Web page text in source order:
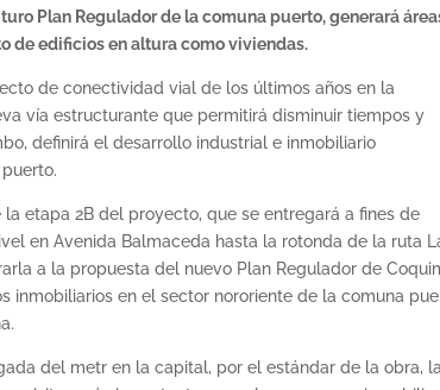
Plan Regulador de la comuna puerto, generará
de edificios en altura como viviendas.
de conectividad vial de los últimos años en la
vía estructurante que permitirá disminuir tiempos y
definirá el desarrollo industrial e inmobiliario
etapa 2B del proyecto, que se entregará a fines de
en Avenida Balmaceda hasta la rotonda de la ruta
a la propuesta del nuevo Plan Regulador de
inmobiliarios en el sector nororiente de la comuna
del metr en la capital, por el estándar de la obra,